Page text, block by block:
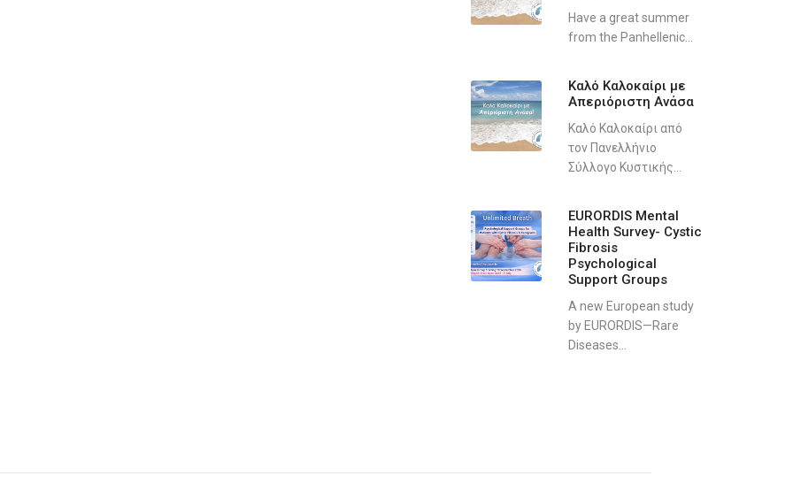
Have a great summer
from the Panhellenic...
Καλό Καλοκαίρι με
Απεριόριστη Ανάσα
Καλό Καλοκαίρι από
τον Πανελλήνιο
Σύλλογο Κυστικής...
EURORDIS Mental
Health Survey- Cystic
Fibrosis
Psychological
Support Groups
A new European study
by EURORDIS—Rare
Diseases...